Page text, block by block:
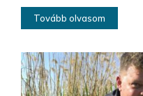
Tovább olvasom